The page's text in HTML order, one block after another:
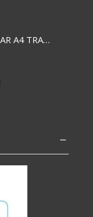
TAPA PARA ENCUADERNAR A4 TRANSP x50x500